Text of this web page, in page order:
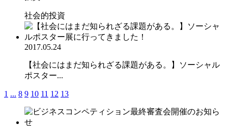
社会的投資
2017.05.24
【社会にはまだ知られざる課題がある。】ソーシャル
ポスター...
1 ... 8 9 10 11 12 13